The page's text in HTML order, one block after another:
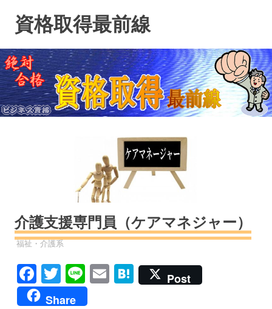
ン
ツ
へ
ス
キ
資格取得最前線
介護支援専門員（ケアマネジャー）
資格
福祉・介護系
Facebook
Twitter
LineEmailHatena
Post
Share